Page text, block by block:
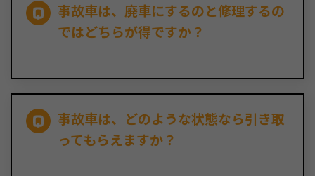
事故車は、廃車にするのと修理するの
ではどちらが得ですか？
事故車は、どのような状態なら引き取
ってもらえますか？